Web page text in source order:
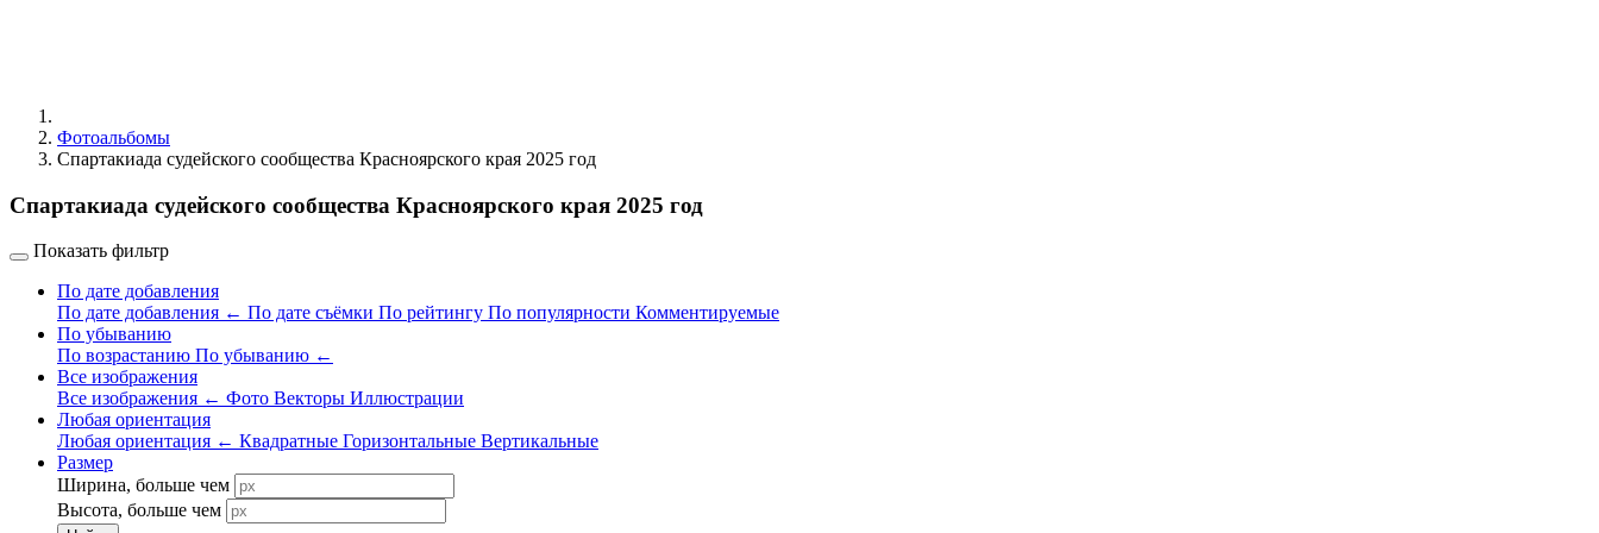
Фотоальбомы
Спартакиада судейского сообщества Красноярского края 2025 год
Спартакиада судейского сообщества Красноярского края 2025 год
Показать фильтр
По дате добавления
По дате добавления ← По дате съёмки По рейтингу По популярности Комментируемые
По убыванию
По возрастанию По убыванию ←
Все изображения
Все изображения ← Фото Векторы Иллюстрации
Любая ориентация
Любая ориентация ← Квадратные Горизонтальные Вертикальные
Размер
Ширина, больше чем
Высота, больше чем